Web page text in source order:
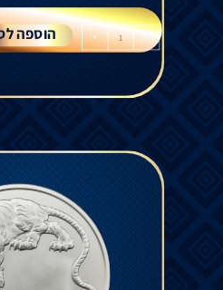
-
+ הוספה